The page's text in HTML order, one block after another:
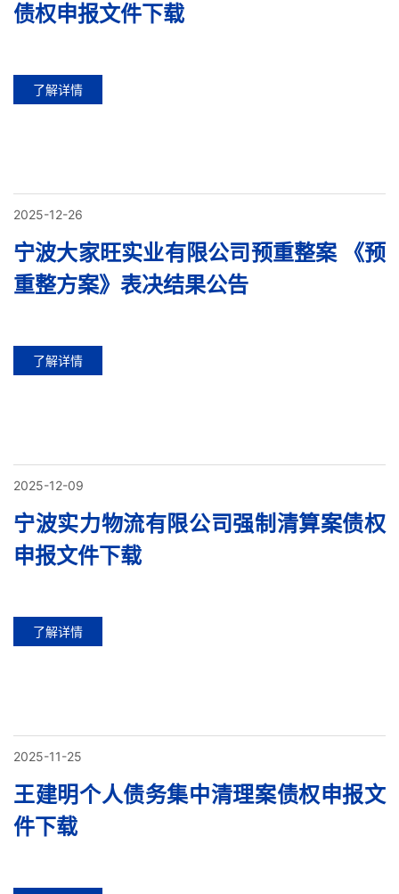
债权申报文件下载
了解详情
2025-12-26
宁波大家旺实业有限公司预重整案 《预
重整方案》表决结果公告
了解详情
2025-12-09
宁波实力物流有限公司强制清算案债权
申报文件下载
了解详情
2025-11-25
王建明个人债务集中清理案债权申报文
件下载